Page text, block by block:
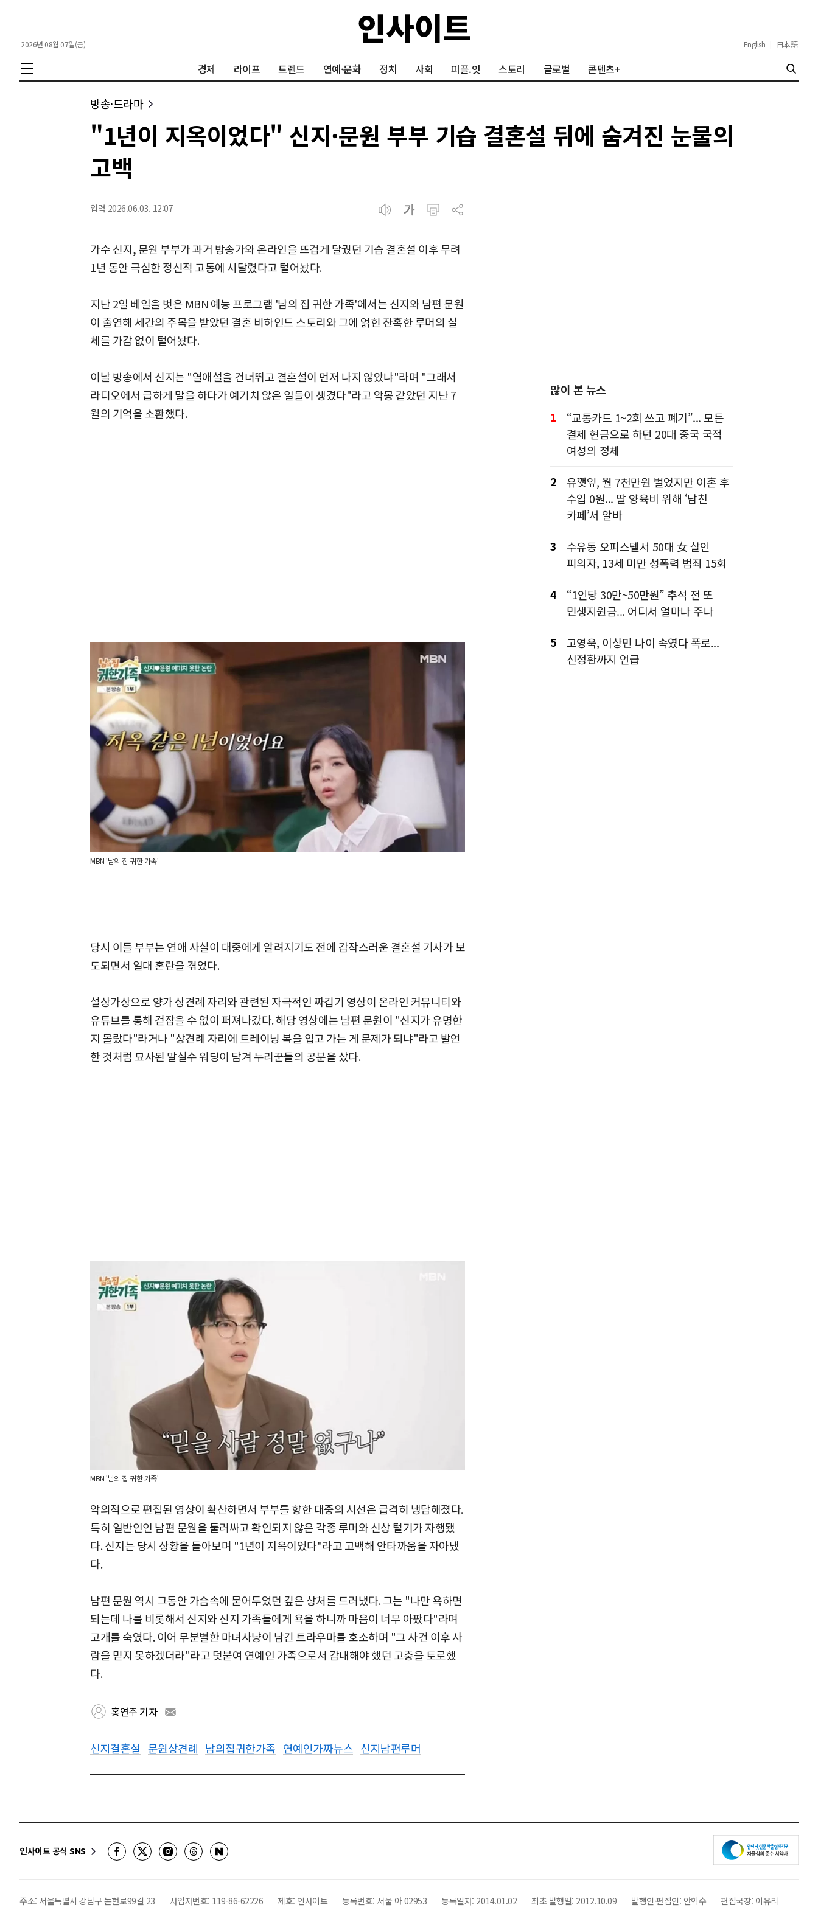
2026년 08월 07일(금) English | 日本語
경제 라이프 트렌드 연예·문화 정치 사회 피플.잇 스토리 글로벌 콘텐츠+
방송·드라마
"1년이 지옥이었다" 신지·문원 부부 기습 결혼설 뒤에 숨겨진 눈물의
고백
입력 2026.06.03. 12:07
가수 신지, 문원 부부가 과거 방송가와 온라인을 뜨겁게 달궜던 기습 결혼설 이후 무려
1년 동안 극심한 정신적 고통에 시달렸다고 털어놨다.
지난 2일 베일을 벗은 MBN 예능 프로그램 '남의 집 귀한 가족'에서는 신지와 남편 문원
이 출연해 세간의 주목을 받았던 결혼 비하인드 스토리와 그에 얽힌 잔혹한 루머의 실
체를 가감 없이 털어놨다.
이날 방송에서 신지는 "열애설을 건너뛰고 결혼설이 먼저 나지 않았냐"라며 "그래서
라디오에서 급하게 말을 하다가 예기치 않은 일들이 생겼다"라고 악몽 같았던 지난 7
월의 기억을 소환했다.
MBN '남의 집 귀한 가족'
당시 이들 부부는 연애 사실이 대중에게 알려지기도 전에 갑작스러운 결혼설 기사가 보
도되면서 일대 혼란을 겪었다.
설상가상으로 양가 상견례 자리와 관련된 자극적인 짜깁기 영상이 온라인 커뮤니티와
유튜브를 통해 걷잡을 수 없이 퍼져나갔다. 해당 영상에는 남편 문원이 "신지가 유명한
지 몰랐다"라거나 "상견례 자리에 트레이닝 복을 입고 가는 게 문제가 되냐"라고 발언
한 것처럼 묘사된 말실수 워딩이 담겨 누리꾼들의 공분을 샀다.
MBN '남의 집 귀한 가족'
악의적으로 편집된 영상이 확산하면서 부부를 향한 대중의 시선은 급격히 냉담해졌다.
특히 일반인인 남편 문원을 둘러싸고 확인되지 않은 각종 루머와 신상 털기가 자행됐
다. 신지는 당시 상황을 돌아보며 "1년이 지옥이었다"라고 고백해 안타까움을 자아냈
다.
남편 문원 역시 그동안 가슴속에 묻어두었던 깊은 상처를 드러냈다. 그는 "나만 욕하면
되는데 나를 비롯해서 신지와 신지 가족들에게 욕을 하니까 마음이 너무 아팠다"라며
고개를 숙였다. 이어 무분별한 마녀사냥이 남긴 트라우마를 호소하며 "그 사건 이후 사
람을 믿지 못하겠더라"라고 덧붙여 연예인 가족으로서 감내해야 했던 고충을 토로했
다.
홍연주 기자
신지결혼설 문원상견례 남의집귀한가족 연예인가짜뉴스 신지남편루머
많이 본 뉴스
1
“교통카드 1~2회 쓰고 폐기”... 모든
결제 현금으로 하던 20대 중국 국적
여성의 정체
2
유깻잎, 월 7천만원 벌었지만 이혼 후
수입 0원... 딸 양육비 위해 ‘남친
카페’서 알바
3
수유동 오피스텔서 50대 女 살인
피의자, 13세 미만 성폭력 범죄 15회
4
“1인당 30만~50만원” 추석 전 또
민생지원금... 어디서 얼마나 주나
5
고영욱, 이상민 나이 속였다 폭로...
신정환까지 언급
인사이트 공식 SNS
주소: 서울특별시 강남구 논현로99길 23 사업자번호: 119-86-62226 제호: 인사이트 등록번호: 서울 아 02953 등록일자: 2014.01.02 최초 발행일: 2012.10.09 발행인·편집인: 안혁수 편집국장: 이유리